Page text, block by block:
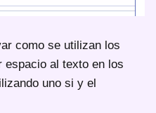
como se utilizan los
espacio al texto en los
uno si y el